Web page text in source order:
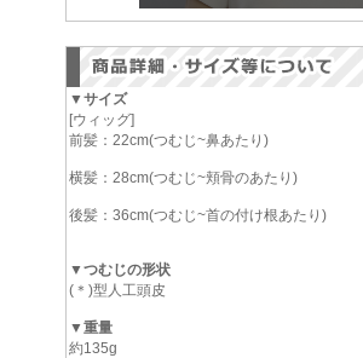
▼サイズ
[ウィッグ]
前髪：22cm(つむじ~鼻あたり)
横髪：28cm(つむじ~頬骨のあたり)
後髪：36cm(つむじ~首の付け根あたり)
▼つむじの形状
(＊)型人工頭皮
▼重量
約135g